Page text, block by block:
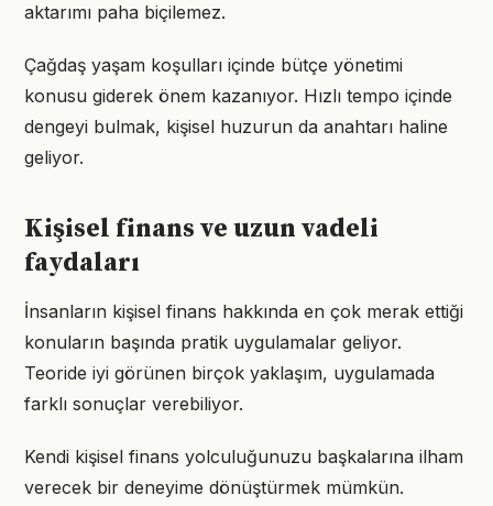
aktarımı paha biçilemez.
Çağdaş yaşam koşulları içinde bütçe yönetimi
konusu giderek önem kazanıyor. Hızlı tempo içinde
dengeyi bulmak, kişisel huzurun da anahtarı haline
geliyor.
Kişisel finans ve uzun vadeli
faydaları
İnsanların kişisel finans hakkında en çok merak ettiği
konuların başında pratik uygulamalar geliyor.
Teoride iyi görünen birçok yaklaşım, uygulamada
farklı sonuçlar verebiliyor.
Kendi kişisel finans yolculuğunuzu başkalarına ilham
verecek bir deneyime dönüştürmek mümkün.